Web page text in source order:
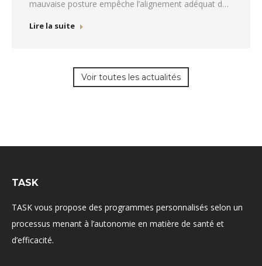
mauvaise posture empêche l’alignement adéquat des
articulations, et les muscles sont obligés de travailler
Lire la suite
Voir toutes les actualités
TASK
TASK vous propose des programmes personnalisés selon un
processus menant à l’autonomie en matière de santé et
d’efficacité.